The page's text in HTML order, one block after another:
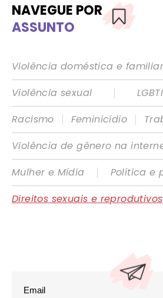
NAVEGUE POR
ASSUNTO
Violência doméstica e familiar
Violência sexual
|
Racismo
| Feminicídio |
Violência de gênero na
Mulher e Mídia
|
Política e
Direitos sexuais e reprodutivos